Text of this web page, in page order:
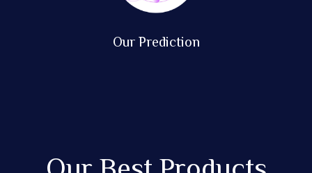
Our Prediction